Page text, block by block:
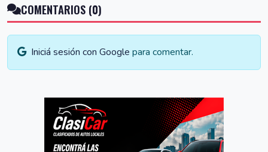
COMENTARIOS (0)
Iniciá sesión con Google para comentar.